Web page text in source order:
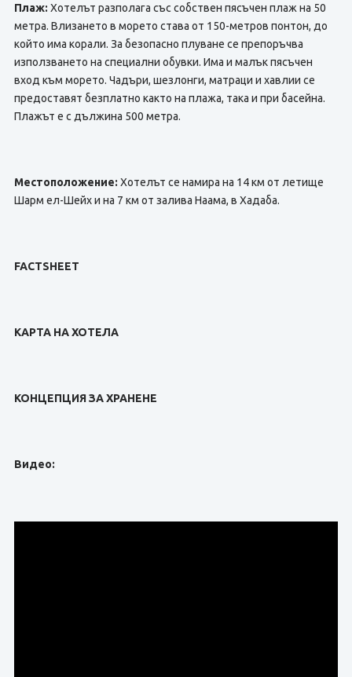
Плаж: Хотелът разполага със собствен пясъчен плаж на 50
метра. Влизането в морето става от 150-метров понтон, до
който има корали. За безопасно плуване се препоръчва
използването на специални обувки. Има и малък пясъчен
вход към морето. Чадъри, шезлонги, матраци и хавлии се
предоставят безплатно както на плажа, така и при басейна.
Плажът е с дължина 500 метра.
Местоположение: Хотелът се намира на 14 км от летище
Шарм ел-Шейх и на 7 км от залива Наама, в Хадаба.
FACTSHEET
КАРТА НА ХОТЕЛА
КОНЦЕПЦИЯ ЗА ХРАНЕНЕ
Видео: